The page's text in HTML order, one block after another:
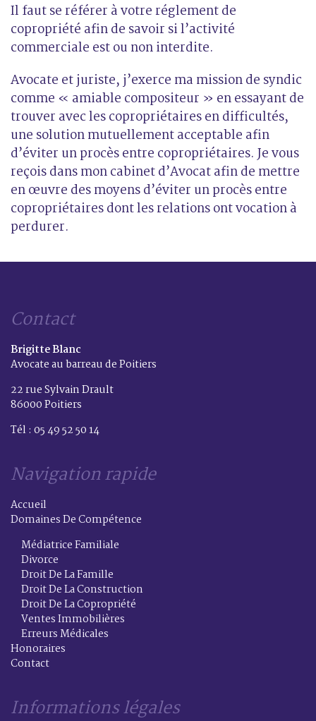
Il faut se référer à votre réglement de
copropriété afin de savoir si l’activité
commerciale est ou non interdite.
Avocate et juriste, j’exerce ma mission de syndic
comme « amiable compositeur » en essayant de
trouver avec les copropriétaires en difficultés,
une solution mutuellement acceptable afin
d’éviter un procès entre copropriétaires. Je vous
reçois dans mon cabinet d’Avocat afin de mettre
en œuvre des moyens d’éviter un procès entre
copropriétaires dont les relations ont vocation à
perdurer.
Contact
Brigitte Blanc
Avocate au barreau de Poitiers
22 rue Sylvain Drault
86000 Poitiers
Tél : 05 49 52 50 14
Navigation rapide
Accueil
Domaines De Compétence
Médiatrice Familiale
Divorce
Droit De La Famille
Droit De La Construction
Droit De La Copropriété
Ventes Immobilières
Erreurs Médicales
Honoraires
Contact
Informations légales